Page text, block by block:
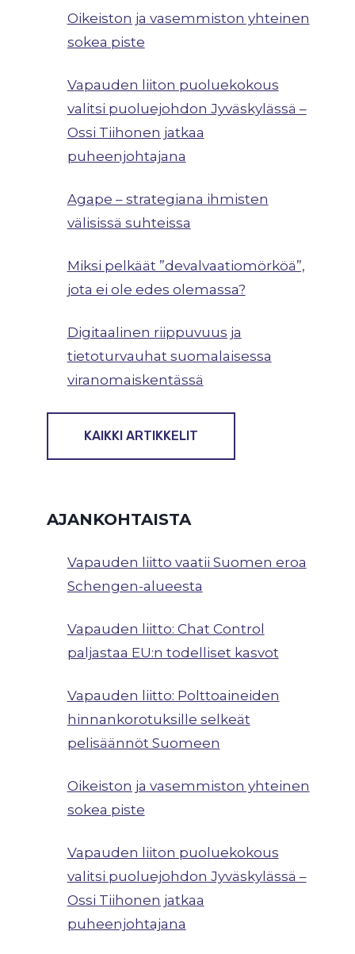
Oikeiston ja vasemmiston yhteinen
sokea piste
Vapauden liiton puoluekokous
valitsi puoluejohdon Jyväskylässä –
Ossi Tiihonen jatkaa
puheenjohtajana
Agape – strategiana ihmisten
välisissä suhteissa
Miksi pelkäät ”devalvaatiomörköä”,
jota ei ole edes olemassa?
Digitaalinen riippuvuus ja
tietoturvauhat suomalaisessa
viranomaiskentässä
KAIKKI ARTIKKELIT
AJANKOHTAISTA
Vapauden liitto vaatii Suomen eroa
Schengen-alueesta
Vapauden liitto: Chat Control
paljastaa EU:n todelliset kasvot
Vapauden liitto: Polttoaineiden
hinnankorotuksille selkeät
pelisäännöt Suomeen
Oikeiston ja vasemmiston yhteinen
sokea piste
Vapauden liiton puoluekokous
valitsi puoluejohdon Jyväskylässä –
Ossi Tiihonen jatkaa
puheenjohtajana